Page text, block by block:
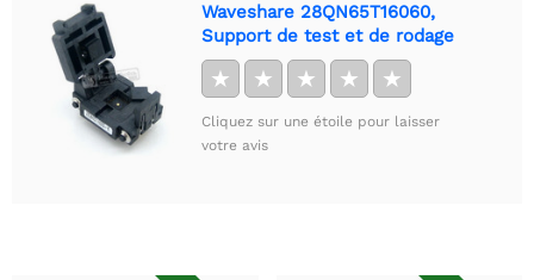
Waveshare 28QN65T16060,
Support de test et de rodage
★ ★ ★ ★ ★
Cliquez sur une étoile pour laisser
votre avis